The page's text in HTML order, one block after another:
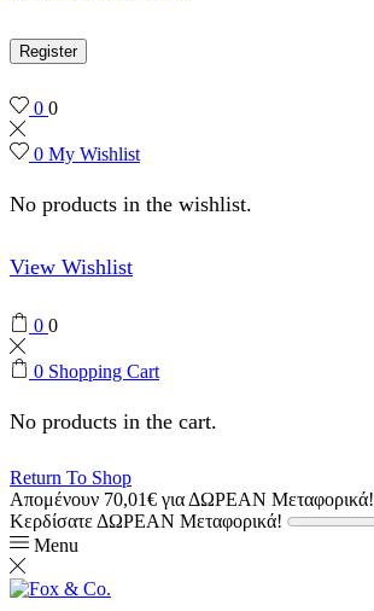
Register
0 0
0 My Wishlist
No products in the wishlist.
View Wishlist
0 0
0 Shopping Cart
No products in the cart.
Return To Shop
Απομένουν 70,01€ για ΔΩΡΕΑΝ Μεταφορικά!
Κερδίσατε ΔΩΡΕΑΝ Μεταφορικά!
Menu